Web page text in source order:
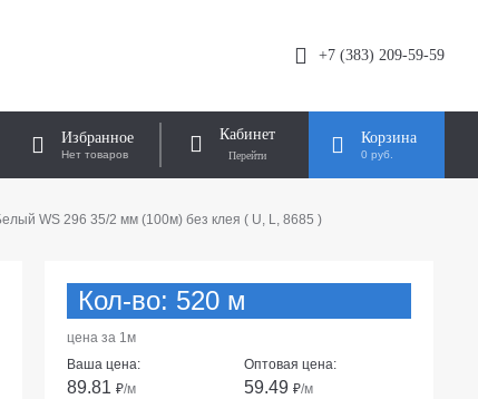
+7 (383) 209-59-59
Избранное
Нет товаров
Кабинет Корзина
0 руб.
WS 296 35/2 мм (100м) без клея ( U, L, 8685 )
Кол-во: 520 м
цена за 1м
Ваша цена:
89.81₽/м
Оптовая цена:
59.49₽/м